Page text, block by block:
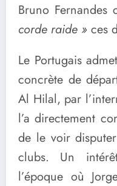
Bruno Fernandes
corde raide » ces
Le Portugais
concrète de
Al Hilal, par
l’a directement
de le voir
clubs. Un
l’époque où